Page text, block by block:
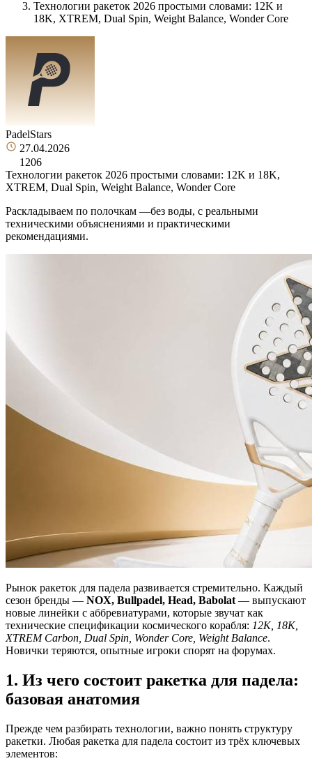
Технологии ракеток 2026 простыми словами: 12K и
18K, XTREM, Dual Spin, Weight Balance, Wonder Core
PadelStars
27.04.2026
1206
Технологии ракеток 2026 простыми словами: 12K и 18K,
XTREM, Dual Spin, Weight Balance, Wonder Core
Раскладываем по полочкам —без воды, с реальными
техническими объяснениями и практическими
рекомендациями.
Рынок ракеток для падела развивается стремительно. Каждый
сезон бренды — NOX, Bullpadel, Head, Babolat — выпускают
новые линейки с аббревиатурами, которые звучат как
технические спецификации космического корабля: 12K, 18K,
XTREM Carbon, Dual Spin, Wonder Core, Weight Balance.
Новички теряются, опытные игроки спорят на форумах.
1. Из чего состоит ракетка для падела:
базовая анатомия
Прежде чем разбирать технологии, важно понять структуру
ракетки. Любая ракетка для падела состоит из трёх ключевых
элементов: